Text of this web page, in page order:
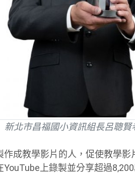
新北市昌福國小資訊組長呂聰賢
成教學影片的人，促使教學
上錄製並分享超過